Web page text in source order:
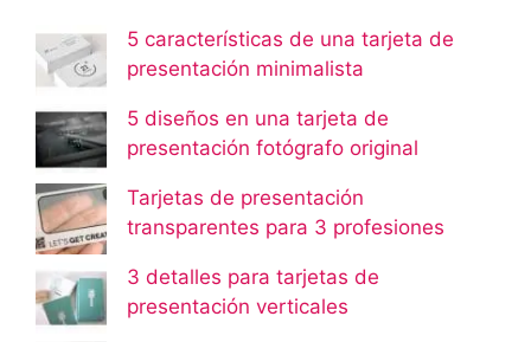
5 características de una tarjeta de
presentación minimalista
5 diseños en una tarjeta de
presentación fotógrafo original
Tarjetas de presentación
transparentes para 3 profesiones
3 detalles para tarjetas de
presentación verticales